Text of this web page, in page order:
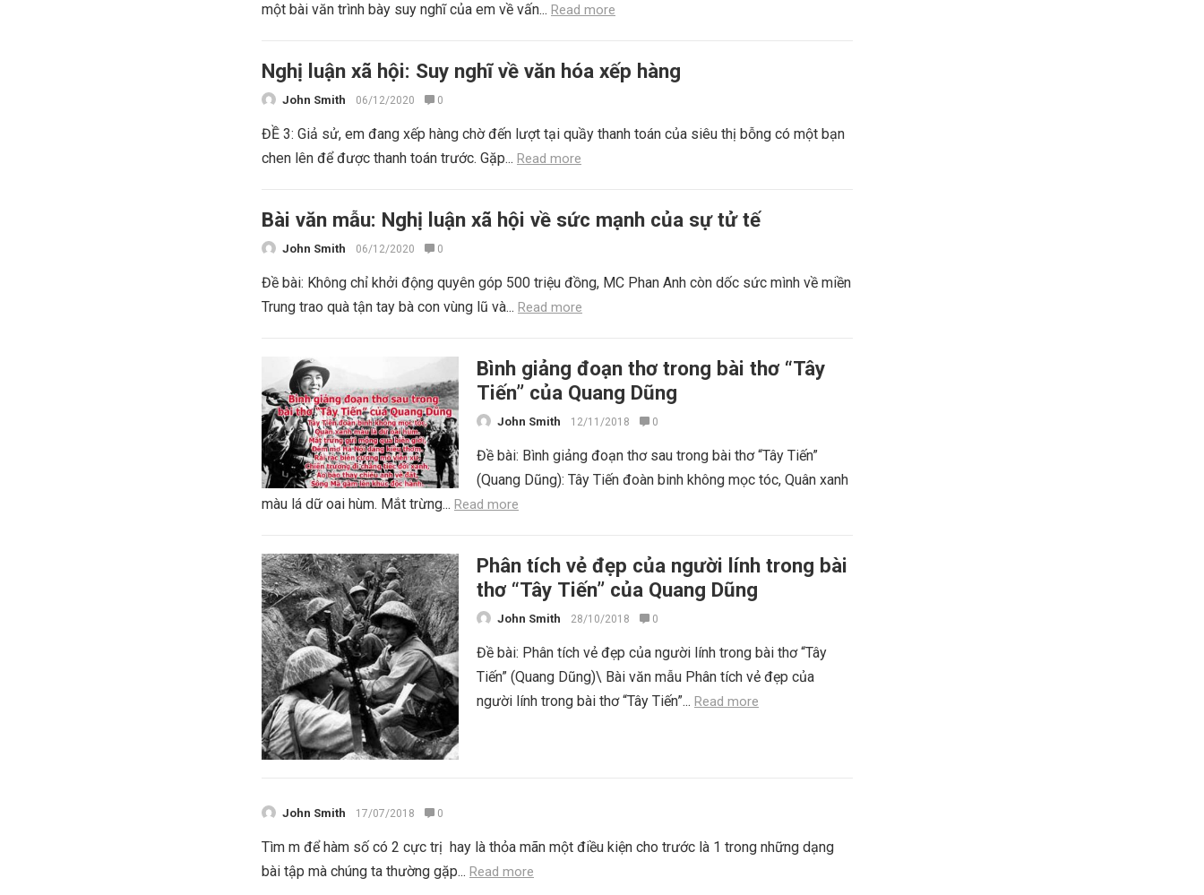
một bài văn trình bày suy nghĩ của em về vấn... Read more
Nghị luận xã hội: Suy nghĩ về văn hóa xếp hàng
John Smith 06/12/2020 0
ĐỀ 3: Giả sử, em đang xếp hàng chờ đến lượt tại quầy thanh toán của siêu thị bỗng có một bạn
chen lên để được thanh toán trước. Gặp... Read more
Bài văn mẫu: Nghị luận xã hội về sức mạnh của sự tử tế
John Smith 06/12/2020 0
Đề bài: Không chỉ khởi động quyên góp 500 triệu đồng, MC Phan Anh còn dốc sức mình về miền
Trung trao quà tận tay bà con vùng lũ và... Read more
Bình giảng đoạn thơ trong bài thơ “Tây
Tiến” của Quang Dũng
John Smith 12/11/2018 0
Đề bài: Bình giảng đoạn thơ sau trong bài thơ “Tây Tiến”
(Quang Dũng): Tây Tiến đoàn binh không mọc tóc, Quân xanh
màu lá dữ oai hùm. Mắt trừng... Read more
Phân tích vẻ đẹp của người lính trong bài
thơ “Tây Tiến” của Quang Dũng
John Smith 28/10/2018 0
Đề bài: Phân tích vẻ đẹp của người lính trong bài thơ “Tây
Tiến” (Quang Dũng)\ Bài văn mẫu Phân tích vẻ đẹp của
người lính trong bài thơ “Tây Tiến”... Read more
John Smith 17/07/2018 0
Tìm m để hàm số có 2 cực trị hay là thỏa mãn một điều kiện cho trước là 1 trong những dạng
bài tập mà chúng ta thường gặp... Read more